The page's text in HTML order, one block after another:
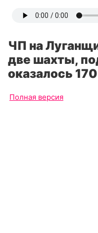
ЧП на
две шахты,
оказалось
Полная версия